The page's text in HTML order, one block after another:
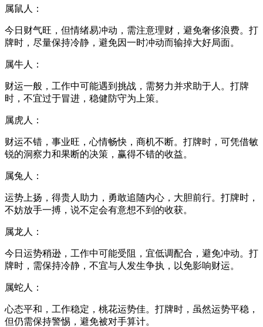
属鼠人：
今日财气旺，但情绪易冲动，需注意理财，避免奢侈浪费。打
牌时，尽量保持冷静，避免因一时冲动而输掉大好局面。
属牛人：
财运一般，工作中可能遇到挑战，需努力并求助于人。打牌
时，不宜过于冒进，稳健防守为上策。
属虎人：
财运不错，事业旺，心情畅快，商机不断。打牌时，可凭借敏
锐的洞察力和果断的决策，赢得不错的收益。
属兔人：
运势上扬，得贵人助力，勇敢追随内心，大胆前行。打牌时，
不妨放手一搏，说不定会有意想不到的收获。
属龙人：
今日运势稍逊，工作中可能受阻，宜低调配合，避免冲动。打
牌时，需保持冷静，不宜与人发生争执，以免影响财运。
属蛇人：
心态平和，工作稳定，桃花运势佳。打牌时，虽然运势平稳，
但仍需保持警惕，避免被对手算计。